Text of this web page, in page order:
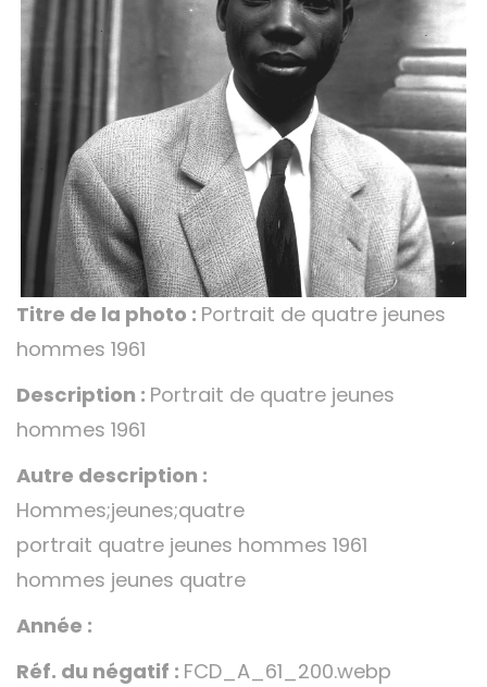
Titre de la photo : Portrait de quatre jeunes
hommes 1961
Description : Portrait de quatre jeunes
hommes 1961
Autre description :
Hommes;jeunes;quatre
portrait quatre jeunes hommes 1961
hommes jeunes quatre
Année :
Réf. du négatif : FCD_A_61_200.webp